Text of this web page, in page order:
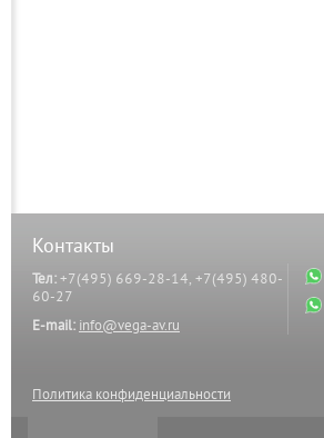
Контакты
Тел:+7(495) 669-28-14, +7(495) 480-
60-27
E-mail: info@vega-av.ru
Политика конфиденциальности